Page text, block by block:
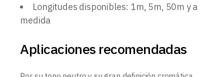
Longitudes disponibles: 1m, 5m, 50m y a
medida
Aplicaciones recomendadas